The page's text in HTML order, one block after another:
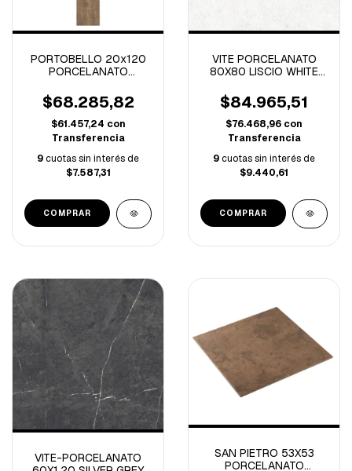
PORTOBELLO 20x120
PORCELANATO
NATURAL RECT. -1.19
M/C
$68.285,82
$61.457,24 con
Transferencia
9cuotas sin interés de
$7.587,31
VITE PORCELANATO
80X80 LISCIO WHITE
$84.965,51
$76.468,96 con
Transferencia
9cuotas sin interés de
$9.440,61
VITE-PORCELANATO
SAN PIETRO 53X53
PORCELANATO